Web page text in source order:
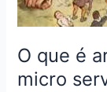
O que é
micro